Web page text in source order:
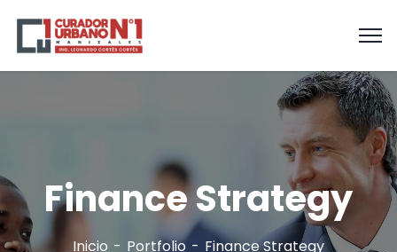
Finance Strategy
Inicio Portfolio Finance Strategy